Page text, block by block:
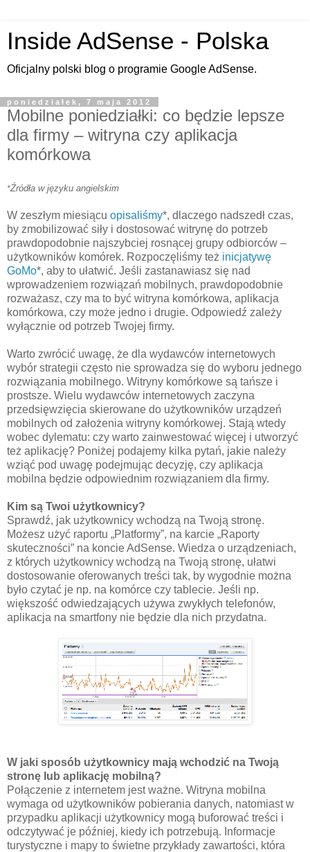
Inside AdSense - Polska
Oficjalny polski blog o programie Google AdSense.
poniedziałek, 7 maja 2012
Mobilne poniedziałki: co będzie lepsze
dla firmy – witryna czy aplikacja
komórkowa
*Źródła w języku angielskim
W zeszłym miesiącu opisaliśmy*, dlaczego nadszedł czas,
by zmobilizować siły i dostosować witrynę do potrzeb
prawdopodobnie najszybciej rosnącej grupy odbiorców –
użytkowników komórek. Rozpoczęliśmy też inicjatywę
GoMo*, aby to ułatwić. Jeśli zastanawiasz się nad
wprowadzeniem rozwiązań mobilnych, prawdopodobnie
rozważasz, czy ma to być witryna komórkowa, aplikacja
komórkowa, czy może jedno i drugie. Odpowiedź zależy
wyłącznie od potrzeb Twojej firmy.
Warto zwrócić uwagę, że dla wydawców internetowych
wybór strategii często nie sprowadza się do wyboru jednego
rozwiązania mobilnego. Witryny komórkowe są tańsze i
prostsze. Wielu wydawców internetowych zaczyna
przedsięwzięcia skierowane do użytkowników urządzeń
mobilnych od założenia witryny komórkowej. Stają wtedy
wobec dylematu: czy warto zainwestować więcej i utworzyć
też aplikację? Poniżej podajemy kilka pytań, jakie należy
wziąć pod uwagę podejmując decyzję, czy aplikacja
mobilna będzie odpowiednim rozwiązaniem dla firmy.
Kim są Twoi użytkownicy?
Sprawdź, jak użytkownicy wchodzą na Twoją stronę.
Możesz użyć raportu „Platformy”, na karcie „Raporty
skuteczności” na koncie AdSense. Wiedza o urządzeniach,
z których użytkownicy wchodzą na Twoją stronę, ułatwi
dostosowanie oferowanych treści tak, by wygodnie można
było czytać je np. na komórce czy tablecie. Jeśli np.
większość odwiedzających używa zwykłych telefonów,
aplikacja na smartfony nie będzie dla nich przydatna.
W jaki sposób użytkownicy mają wchodzić na Twoją
stronę lub aplikację mobilną?
Połączenie z internetem jest ważne. Witryna mobilna
wymaga od użytkowników pobierania danych, natomiast w
przypadku aplikacji użytkownicy mogą buforować treści i
odczytywać je później, kiedy ich potrzebują. Informacje
turystyczne i mapy to świetne przykłady zawartości, która